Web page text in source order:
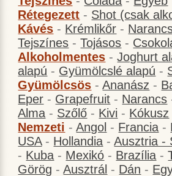
Rétegezett - Shot (csak
Kávés - Krémlikőr -
Tejszínes -Tojásos -
Alkoholmentes -Joghurt
alapú - Gyümölcslé alapú -
Gyümölcsös -Ananász -
Eper - Grapefruit - Narancs
Alma - Szőlő - Kivi - Kókusz
Nemzeti -Angol - Francia -
USA- Hollandia -Ausztria -
- Kuba - Mexikó - Brazília -
Görög -Ausztrál - Dán -